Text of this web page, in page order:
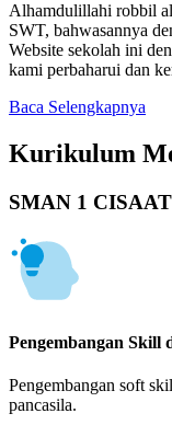
Alhamdulillahi robbil
SWT, bahwasannya
Website sekolah ini
kami perbaharui dan
Baca Selengkapnya
Kurikulum
SMAN 1 CISAAT
Pengembangan Skill
Pengembangan soft
pancasila.